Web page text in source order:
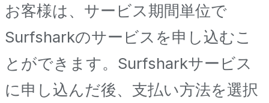
お客様は、サービス期間単位で
Surfsharkのサービスを申し込むこ
とができます。Surfsharkサービス
に申し込んだ後、支払い方法を選択